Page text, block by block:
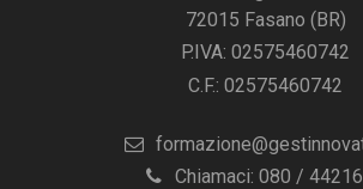
72015 Fasano (BR)
P.IVA: 02575460742
C.F.: 02575460742
Chiamaci: 080 /